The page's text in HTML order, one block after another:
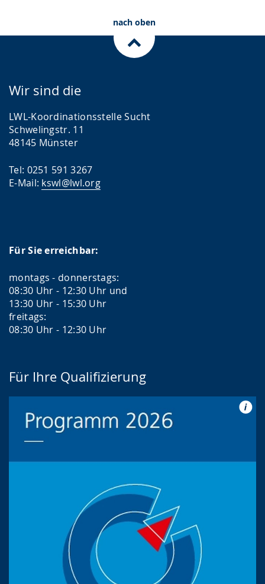
nach oben
Wir sind die
LWL-Koordinationsstelle Sucht
Schwelingstr. 11
48145 Münster
Tel: 0251 591 3267
E-Mail: kswl@lwl.org
Für Sie erreichbar:
montags - donnerstags:
08:30 Uhr - 12:30 Uhr und
13:30 Uhr - 15:30 Uhr
freitags:
08:30 Uhr - 12:30 Uhr
Für Ihre Qualifizierung